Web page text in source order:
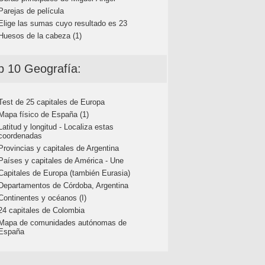
de película
las sumas cuyo resultado es 23
de la cabeza (1)
10 Geografía:
de 25 capitales de Europa
físico de España (1)
y longitud - Localiza estas
y capitales de Argentina
y capitales de América - Une
de Europa (también Eurasia)
de Córdoba, Argentina
y océanos (I)
capitales de Colombia
de comunidades autónomas de